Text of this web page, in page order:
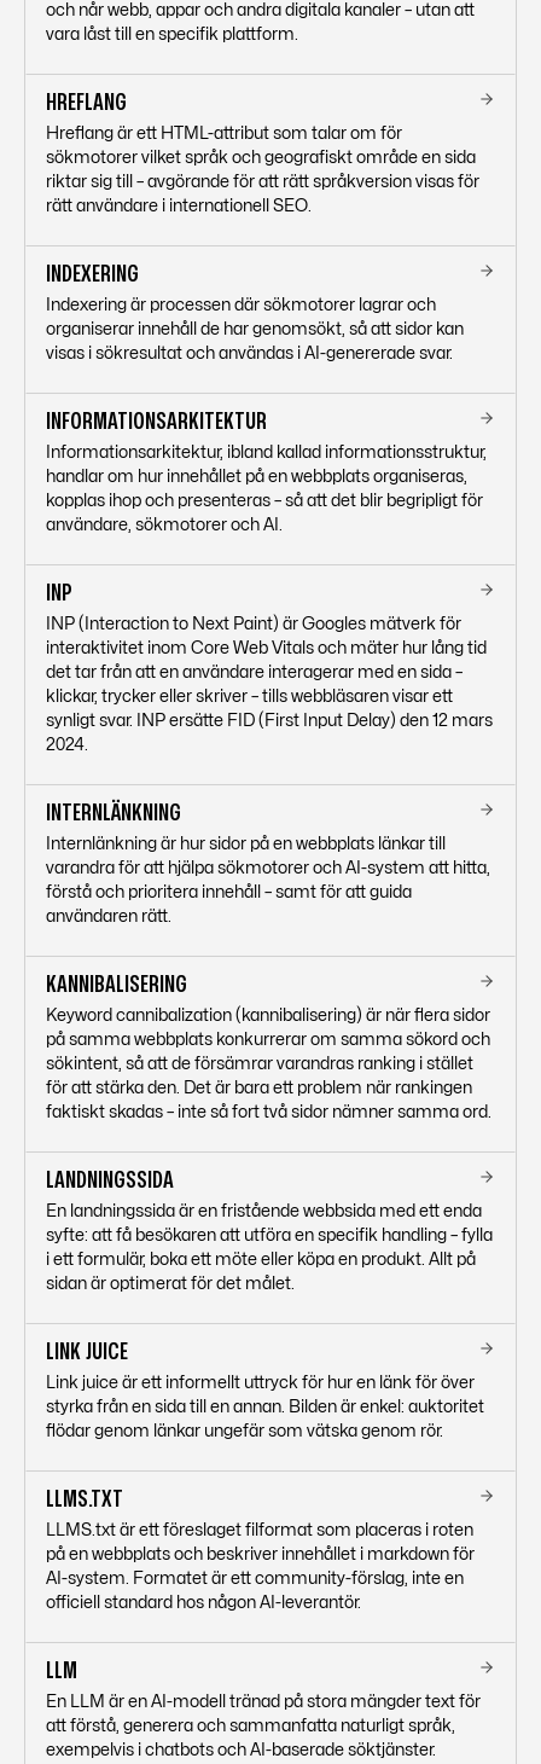
och når webb, appar och andra digitala kanaler – utan att
vara låst till en specifik plattform.
HREFLANG
Hreflang är ett HTML-attribut som talar om för
sökmotorer vilket språk och geografiskt område en sida
riktar sig till – avgörande för att rätt språkversion visas för
rätt användare i internationell SEO.
INDEXERING
Indexering är processen där sökmotorer lagrar och
organiserar innehåll de har genomsökt, så att sidor kan
visas i sökresultat och användas i AI-genererade svar.
INFORMATIONSARKITEKTUR
Informationsarkitektur, ibland kallad informationsstruktur,
handlar om hur innehållet på en webbplats organiseras,
kopplas ihop och presenteras – så att det blir begripligt för
användare, sökmotorer och AI.
INP
INP (Interaction to Next Paint) är Googles mätverk för
interaktivitet inom Core Web Vitals och mäter hur lång tid
det tar från att en användare interagerar med en sida –
klickar, trycker eller skriver – tills webbläsaren visar ett
synligt svar. INP ersätte FID (First Input Delay) den 12 mars
2024.
INTERNLÄNKNING
Internlänkning är hur sidor på en webbplats länkar till
varandra för att hjälpa sökmotorer och AI-system att hitta,
förstå och prioritera innehåll – samt för att guida
användaren rätt.
KANNIBALISERING
Keyword cannibalization (kannibalisering) är när flera sidor
på samma webbplats konkurrerar om samma sökord och
sökintent, så att de försämrar varandras ranking i stället
för att stärka den. Det är bara ett problem när rankingen
faktiskt skadas – inte så fort två sidor nämner samma ord.
LANDNINGSSIDA
En landningssida är en fristående webbsida med ett enda
syfte: att få besökaren att utföra en specifik handling – fylla
i ett formulär, boka ett möte eller köpa en produkt. Allt på
sidan är optimerat för det målet.
LINK JUICE
Link juice är ett informellt uttryck för hur en länk för över
styrka från en sida till en annan. Bilden är enkel: auktoritet
flödar genom länkar ungefär som vätska genom rör.
LLMS.TXT
LLMS.txt är ett föreslaget filformat som placeras i roten
på en webbplats och beskriver innehållet i markdown för
AI-system. Formatet är ett community-förslag, inte en
officiell standard hos någon AI-leverantör.
LLM
En LLM är en AI-modell tränad på stora mängder text för
att förstå, generera och sammanfatta naturligt språk,
exempelvis i chatbots och AI-baserade söktjänster.